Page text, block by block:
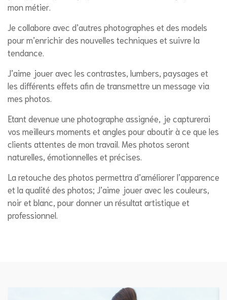
mon métier.
Je collabore avec d’autres photographes et des models
pour m’enrichir des nouvelles techniques et suivre la
tendance.
J’aime jouer avec les contrastes, lumbers, paysages et
les différents effets afin de transmettre un message via
mes photos.
Etant devenue une photographe assignée, je capturerai
vos meilleurs moments et angles pour aboutir à ce que les
clients attentes de mon travail. Mes photos seront
naturelles, émotionnelles et précises.
La retouche des photos permettra d’améliorer l’apparence
et la qualité des photos; J’aime jouer avec les couleurs,
noir et blanc, pour donner un résultat artistique et
professionnel.